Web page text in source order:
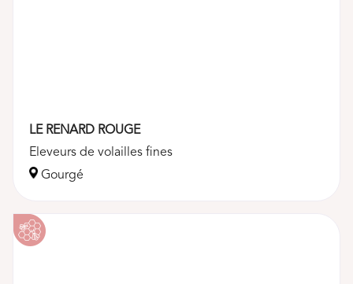
LE RENARD ROUGE
Eleveurs de volailles fines
Gourgé